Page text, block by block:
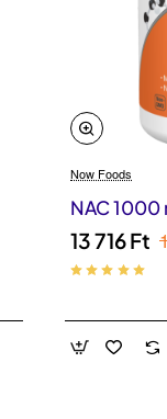
Now Foods
NAC 1000
13 716 Ft